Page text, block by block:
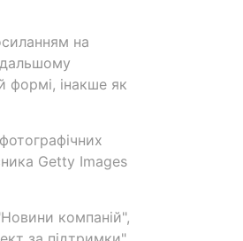
на
формі, інакше як
Getty Images
компаній",